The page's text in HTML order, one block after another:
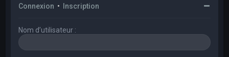
Connexion • Inscription
Nom d’utilisateur :